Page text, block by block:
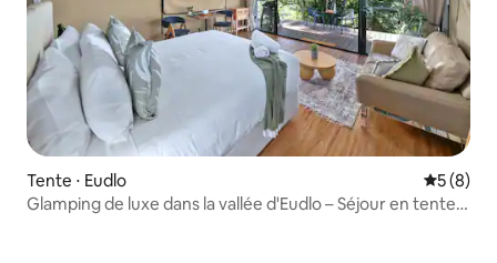
Tente ⋅ Eudlo
5 (8)
Glamping de luxe dans la vallée d'Eudlo – Séjour en tente